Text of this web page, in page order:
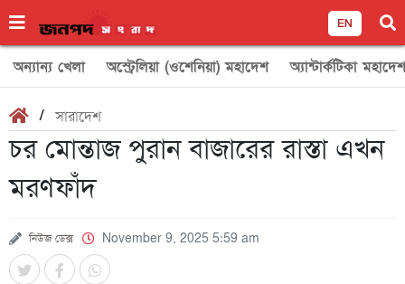
EN
অন্যান্য খেলা অস্ট্রেলিয়া (ওশেনিয়া) মহাদেশ অ্যান্টার্কটিকা মহাদেশ
/সারাদেশ
চর মোন্তাজ পুরান বাজারের রাস্তা এখন
মরণফাঁদ
নিউজ ডেক্স November 9, 2025 5:59 am